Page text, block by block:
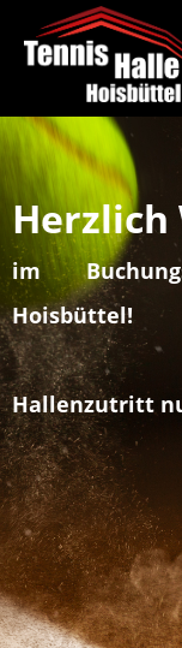
im
Hoisbüttel!
Hallenzutritt